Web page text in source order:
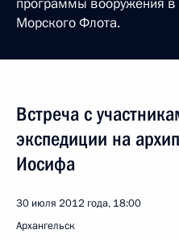
Морского Флота.
Встреча с
экспедиции на
Иосифа
30 июля 2012 года, 18:00
Архангельск